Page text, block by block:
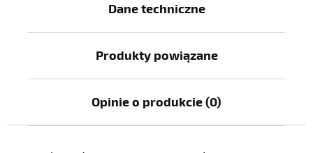
Dane techniczne
Produkty powiązane
Opinie o produkcie (0)